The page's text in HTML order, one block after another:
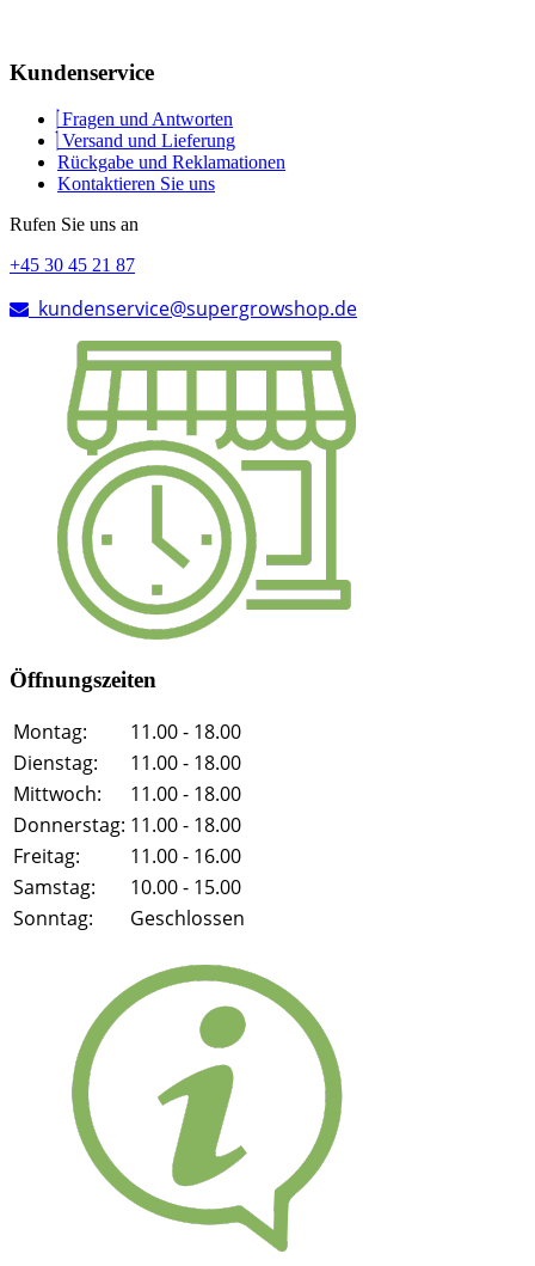
Kundenservice
Fragen und Antworten
Versand und Lieferung
Rückgabe und Reklamationen
Kontaktieren Sie uns
Rufen Sie uns an
+45 30 45 21 87
kundenservice@supergrowshop.de
Öffnungszeiten
Montag:
11.00 - 18.00
Dienstag:
11.00 - 18.00
Mittwoch:
11.00 - 18.00
Donnerstag: 11.00 - 18.00
Freitag:
11.00 - 16.00
Samstag:
10.00 - 15.00
Sonntag:
Geschlossen